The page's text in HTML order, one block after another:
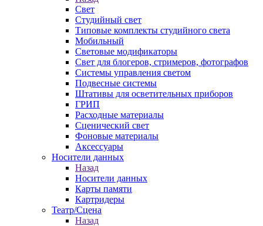
Свет
Студийный свет
Типовые комплекты студийного света
Мобильный
Световые модификаторы
Свет для блогеров, стримеров, фотографов
Системы управления светом
Подвесные системы
Штативы для осветительных приборов
ГРИП
Расходные материалы
Сценический свет
Фоновые материалы
Аксессуары
Носители данных
Назад
Носители данных
Карты памяти
Картридеры
Театр/Сцена
Назад